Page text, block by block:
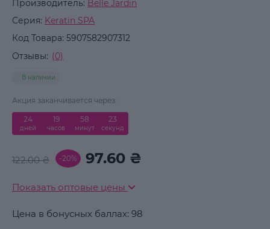
Производитель: Belle Jardin
Серия: Keratin SPA
Код Товара: 5907582907312
Отзывы: (0)
В наличии
Акция заканчивается через:
24
дней
19
часов
58
минут
22
секунд
122.00 ₴ -20% 97.60 ₴
Показать оптовые цены
Цена в бонусных баллах: 98